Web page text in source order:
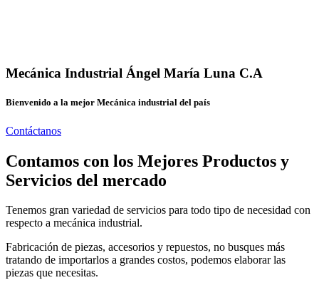
Mecánica Industrial Ángel María Luna C.A
Bienvenido a la mejor Mecánica industrial del país
Contáctanos
Contamos con los Mejores Productos y
Servicios del mercado
Tenemos gran variedad de servicios para todo tipo de necesidad con
respecto a mecánica industrial.
Fabricación de piezas, accesorios y repuestos, no busques más
tratando de importarlos a grandes costos, podemos elaborar las
piezas que necesitas.